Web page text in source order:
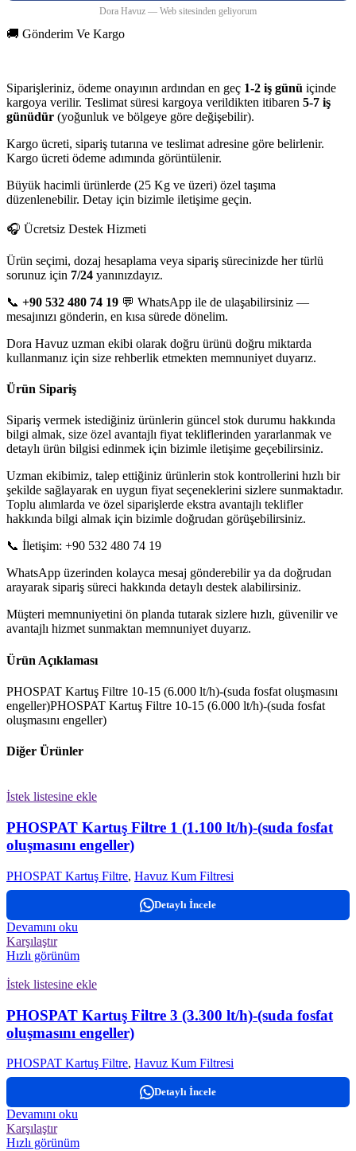
Dora Havuz — Web sitesinden geliyorum
🚚 Gönderim Ve Kargo
Siparişleriniz, ödeme onayının ardından en geç 1-2 iş günü içinde
kargoya verilir. Teslimat süresi kargoya verildikten itibaren 5-7 iş
günüdür (yoğunluk ve bölgeye göre değişebilir).
Kargo ücreti, sipariş tutarına ve teslimat adresine göre belirlenir.
Kargo ücreti ödeme adımında görüntülenir.
Büyük hacimli ürünlerde (25 Kg ve üzeri) özel taşıma
düzenlenebilir. Detay için bizimle iletişime geçin.
🎧 Ücretsiz Destek Hizmeti
Ürün seçimi, dozaj hesaplama veya sipariş sürecinizde her türlü
sorunuz için 7/24 yanınızdayız.
📞 +90 532 480 74 19 💬 WhatsApp ile de ulaşabilirsiniz —
mesajınızı gönderin, en kısa sürede dönelim.
Dora Havuz uzman ekibi olarak doğru ürünü doğru miktarda
kullanmanız için size rehberlik etmekten memnuniyet duyarız.
Ürün Sipariş
Sipariş vermek istediğiniz ürünlerin güncel stok durumu hakkında
bilgi almak, size özel avantajlı fiyat tekliflerinden yararlanmak ve
detaylı ürün bilgisi edinmek için bizimle iletişime geçebilirsiniz.
Uzman ekibimiz, talep ettiğiniz ürünlerin stok kontrollerini hızlı bir
şekilde sağlayarak en uygun fiyat seçeneklerini sizlere sunmaktadır.
Toplu alımlarda ve özel siparişlerde ekstra avantajlı teklifler
hakkında bilgi almak için bizimle doğrudan görüşebilirsiniz.
📞 İletişim: +90 532 480 74 19
WhatsApp üzerinden kolayca mesaj gönderebilir ya da doğrudan
arayarak sipariş süreci hakkında detaylı destek alabilirsiniz.
Müşteri memnuniyetini ön planda tutarak sizlere hızlı, güvenilir ve
avantajlı hizmet sunmaktan memnuniyet duyarız.
Ürün Açıklaması
PHOSPAT Kartuş Filtre 10-15 (6.000 lt/h)-(suda fosfat oluşmasını
engeller)PHOSPAT Kartuş Filtre 10-15 (6.000 lt/h)-(suda fosfat
oluşmasını engeller)
Diğer Ürünler
İstek listesine ekle
PHOSPAT Kartuş Filtre 1 (1.100 lt/h)-(suda fosfat
oluşmasını engeller)
PHOSPAT Kartuş Filtre, Havuz Kum Filtresi
Detaylı İncele
Devamını oku
Karşılaştır
Hızlı görünüm
İstek listesine ekle
PHOSPAT Kartuş Filtre 3 (3.300 lt/h)-(suda fosfat
oluşmasını engeller)
PHOSPAT Kartuş Filtre, Havuz Kum Filtresi
Detaylı İncele
Devamını oku
Karşılaştır
Hızlı görünüm